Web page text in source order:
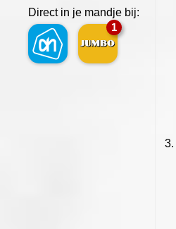
Direct in je mandje bij:
1